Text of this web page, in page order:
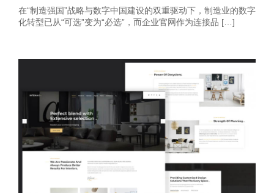
在“制造强国”战略与数字中国建设的双重驱动下，制造业的数字
化转型已从“可选”变为“必选”，而企业官网作为连接品 […]